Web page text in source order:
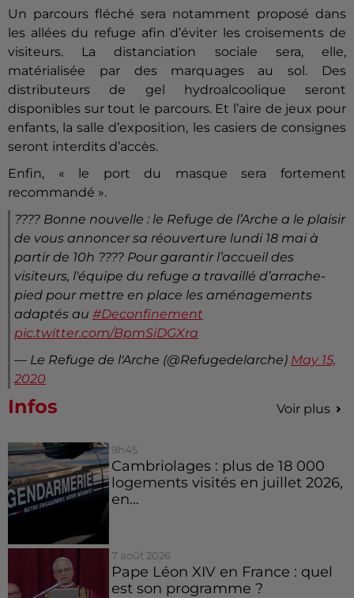
Un parcours fléché sera notamment proposé dans
les allées du refuge afin d’éviter les croisements de
visiteurs. La distanciation sociale sera, elle,
matérialisée par des marquages au sol. Des
distributeurs de gel hydroalcoolique seront
disponibles sur tout le parcours. Et l’aire de jeux pour
enfants, la salle d’exposition, les casiers de consignes
seront interdits d’accès.
Enfin, « le port du masque sera fortement
recommandé ».
???? Bonne nouvelle : le Refuge de l’Arche a le plaisir
de vous annoncer sa réouverture lundi 18 mai à
partir de 10h ???? Pour garantir l’accueil des
visiteurs, l'équipe du refuge a travaillé d’arrache-
pied pour mettre en place les aménagements
adaptés au #Deconfinement
pic.twitter.com/BpmSiDGXra
— Le Refuge de l'Arche (@Refugedelarche) May 15,
2020
Infos Voir plus
9h45
Cambriolages : plus de 18 000
logements visités en juillet 2026,
en...
7 août 2026
Pape Léon XIV en France : quel
est son programme ?